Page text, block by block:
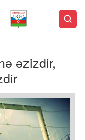
əzizdir,